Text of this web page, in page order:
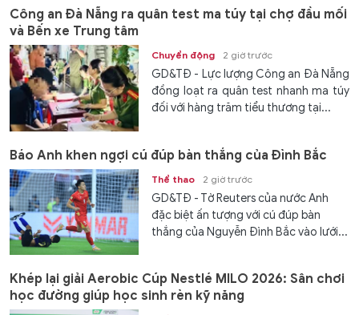
Công an Đà Nẵng ra quân test ma túy tại chợ đầu mối
và Bến xe Trung tâm
Chuyển động 2 giờ trước
GD&TĐ - Lực lượng Công an Đà Nẵng
đồng loạt ra quân test nhanh ma túy
đối với hàng trăm tiểu thương tại...
Báo Anh khen ngợi cú đúp bàn thắng của Đình Bắc
Thể thao 2 giờ trước
GD&TĐ - Tờ Reuters của nước Anh
đặc biệt ấn tượng với cú đúp bàn
thắng của Nguyễn Đình Bắc vào lưới...
Khép lại giải Aerobic Cúp Nestlé MILO 2026: Sân chơi
học đường giúp học sinh rèn kỹ năng